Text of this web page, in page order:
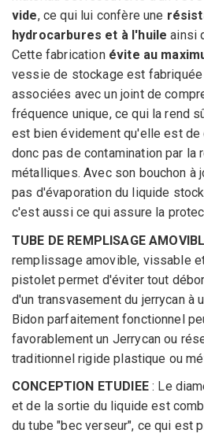
vide, ce qui lui confère une
hydrocarbures et à l'huile ainsi
Cette fabrication évite au
vessie de stockage est
associées avec un joint de
fréquence unique, ce qui la rend
est bien évidement qu'elle est de
donc pas de contamination par la
métalliques. Avec son bouchon à
pas d'évaporation du liquide
c'est aussi ce qui assure la
TUBE DE REMPLISAGE
remplissage amovible, vissable
pistolet permet d'éviter tout
d'un transvasement du jerrycan à
Bidon parfaitement fonctionnel
favorablement un Jerrycan ou
traditionnel rigide plastique ou
CONCEPTION ETUDIEE: Le
et de la sortie du liquide est
du tube "bec verseur", ce qui est